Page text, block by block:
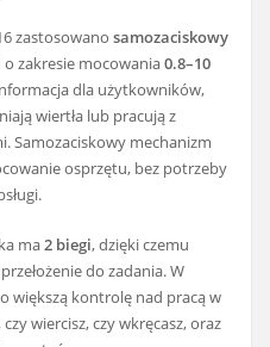
zastosowanosamozaciskowy
o zakresie mocowania0.8–10
dla użytkowników,
wiertła lub pracują z
Samozaciskowy mechanizm
osprzętu, bez potrzeby
ma2 biegi, dzięki czemu
do zadania. W
większą kontrolę nad pracą w
wiercisz, czy wkręcasz, oraz